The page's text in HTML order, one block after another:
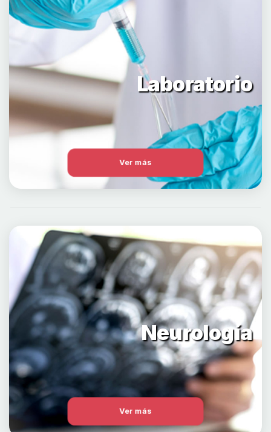
Laboratorio
Ver más
Neurología
Ver más